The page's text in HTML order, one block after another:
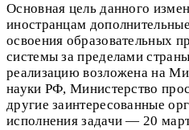
Основная цель данного
иностранцам
освоения образовательных
системы за пределами
реализацию возложена на
науки РФ, Министерство
другие заинтересованные
исполнения задачи — 20